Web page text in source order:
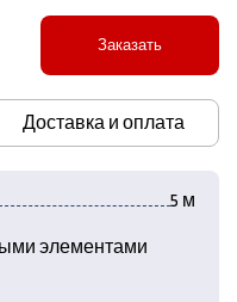
Заказать
Доставка и оплата
5 м
элементами